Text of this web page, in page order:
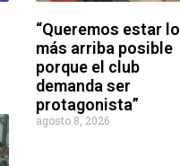
“Queremos estar lo
más arriba posible
porque el club
demanda ser
protagonista”
agosto 8, 2026